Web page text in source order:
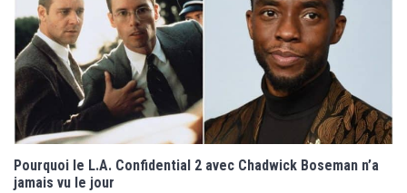
Pourquoi le L.A. Confidential 2 avec Chadwick Boseman n’a
jamais vu le jour